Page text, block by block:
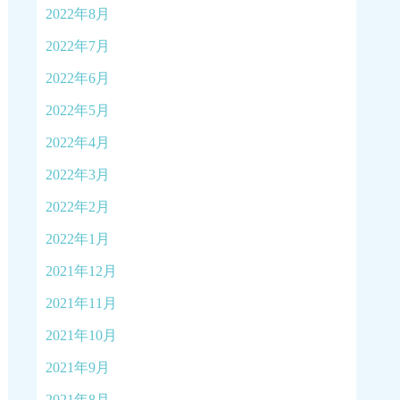
2022年8月
2022年7月
2022年6月
2022年5月
2022年4月
2022年3月
2022年2月
2022年1月
2021年12月
2021年11月
2021年10月
2021年9月